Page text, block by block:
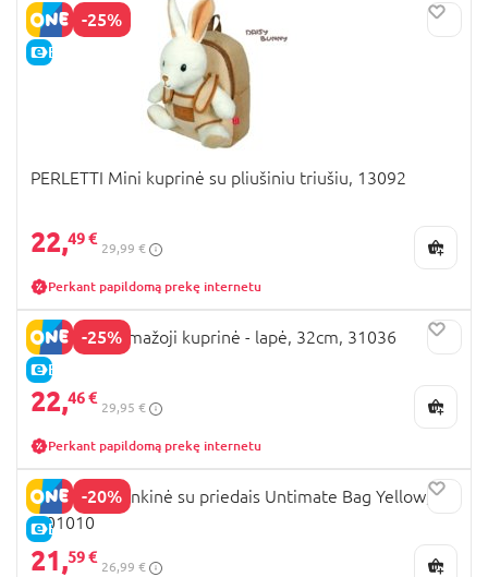
-25%
E-KAINA
PERLETTI Mini kuprinė su pliušiniu triušiu, 13092
22,49 €
29,99 €
Perkant papildomą prekę internetu
-25%
E-KAINA
DEGLINGOS mažoji kuprinė - lapė, 32cm, 31036
22,46 €
29,95 €
Perkant papildomą prekę internetu
-20%
E-KAINA
SWOPPOP rankinė su priedais Untimate Bag Yellow,
M01010
21,59 €
26,99 €